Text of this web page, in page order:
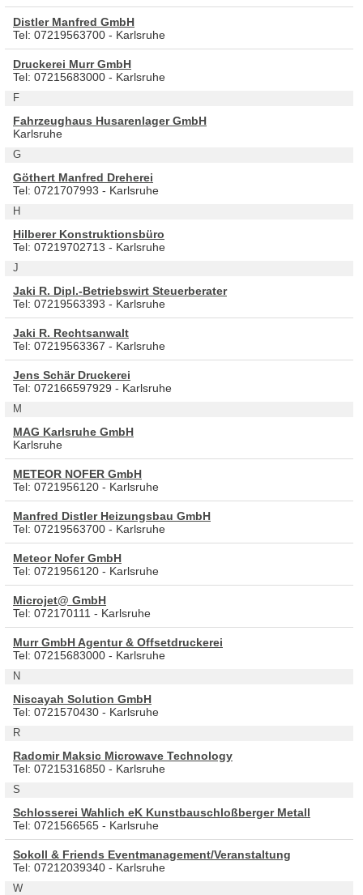
Distler Manfred GmbH
Tel: 07219563700 - Karlsruhe
Druckerei Murr GmbH
Tel: 07215683000 - Karlsruhe
F
Fahrzeughaus Husarenlager GmbH
Karlsruhe
G
Göthert Manfred Dreherei
Tel: 0721707993 - Karlsruhe
H
Hilberer Konstruktionsbüro
Tel: 07219702713 - Karlsruhe
J
Jaki R. Dipl.-Betriebswirt Steuerberater
Tel: 07219563393 - Karlsruhe
Jaki R. Rechtsanwalt
Tel: 07219563367 - Karlsruhe
Jens Schär Druckerei
Tel: 072166597929 - Karlsruhe
M
MAG Karlsruhe GmbH
Karlsruhe
METEOR NOFER GmbH
Tel: 0721956120 - Karlsruhe
Manfred Distler Heizungsbau GmbH
Tel: 07219563700 - Karlsruhe
Meteor Nofer GmbH
Tel: 0721956120 - Karlsruhe
Microjet@ GmbH
Tel: 072170111 - Karlsruhe
Murr GmbH Agentur & Offsetdruckerei
Tel: 07215683000 - Karlsruhe
N
Niscayah Solution GmbH
Tel: 0721570430 - Karlsruhe
R
Radomir Maksic Microwave Technology
Tel: 07215316850 - Karlsruhe
S
Schlosserei Wahlich eK Kunstbauschloßberger Metall
Tel: 0721566565 - Karlsruhe
Sokoll & Friends Eventmanagement/Veranstaltung
Tel: 07212039340 - Karlsruhe
W